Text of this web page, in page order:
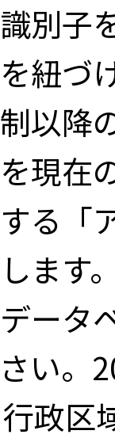
別子
紐づ
以降
現在
る「
ます
ータ
い。
政区